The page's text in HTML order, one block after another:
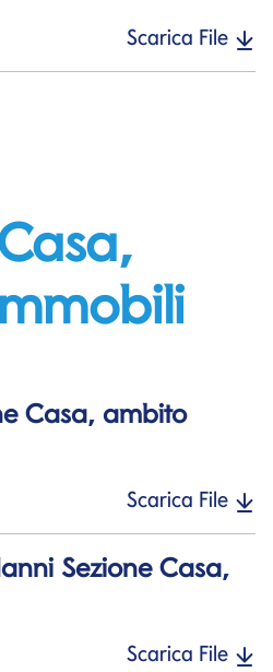
Scarica File
Casa, ambito
Scarica File
Sezione Casa,
Scarica File